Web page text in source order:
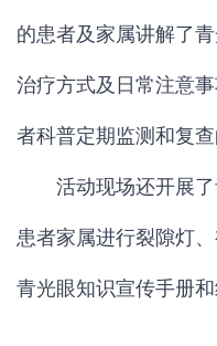
的患者及家属讲解了
治疗方式及日常注意
者科普定期监测和复查
活动现场还开展
患者家属进行裂隙灯
青光眼知识宣传手册和